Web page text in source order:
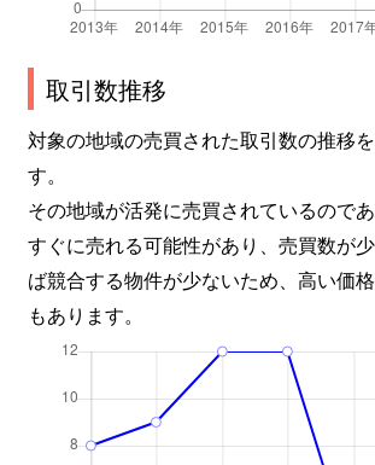
取引数推移
対象の地域の売買された取引数の推移
す。
その地域が活発に売買されているので
すぐに売れる可能性があり、売買数が
ば競合する物件が少ないため、高い価
もあります。